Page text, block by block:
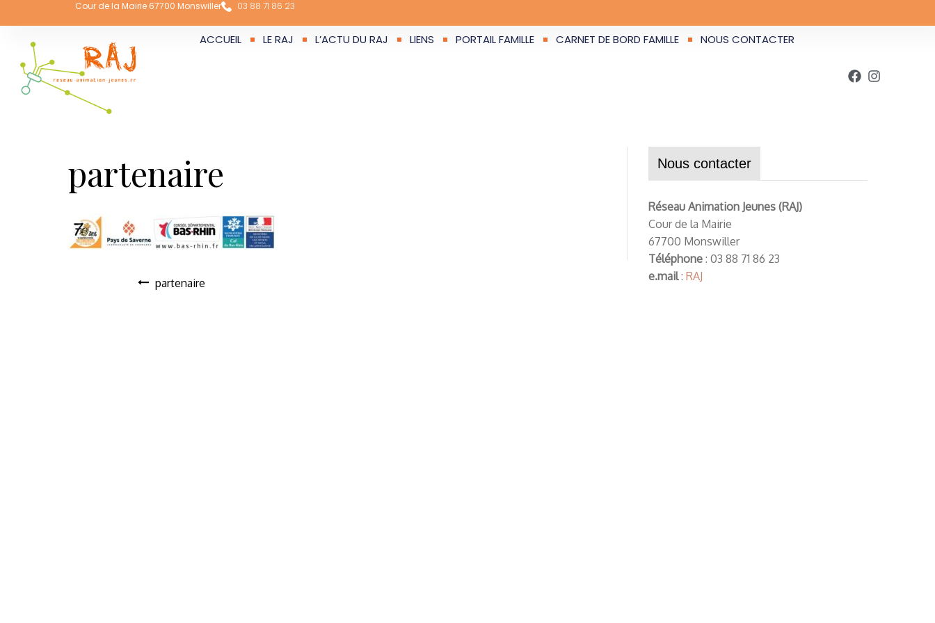
Cour de la Mairie 67700 Monswiller 03 88 71 86 23
ACCUEIL LE RAJ L’ACTU DU RAJ LIENS PORTAIL FAMILLE CARNET DE BORD FAMILLE NOUS CONTACTER
partenaire
partenaire
Nous contacter
Réseau Animation Jeunes (RAJ)
Cour de la Mairie
67700 Monswiller
Téléphone : 03 88 71 86 23
e.mail: RAJ